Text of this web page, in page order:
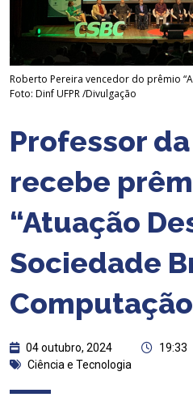
Roberto Pereira vencedor do prêmio
Foto: Dinf UFPR /Divulgação
Professor da
recebe
“Atuação
Sociedade
Computação
04 outubro, 2024 19:33
Ciência e Tecnologia